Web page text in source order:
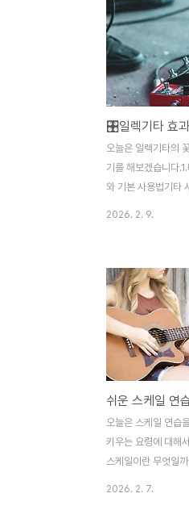
오늘은 일렉기타의
기를 해보겠습니다
와 기본 사용법기타
어울리는 사운드를
션/오버드라이브: 강
메탈에 필수!딜레이
간감을 부여, 발라드
울림을 만들어 주어
낌을 줍니다코러스:
한 소리를 연출와와
디에 독특한 ‘와~’
저 하나씩 페달을 체
느껴보는 ..
2026. 2. 9.
오늘은 스케일 연습
키우는 요령에 대해
스케일이란 무엇일
2026. 2. 7.